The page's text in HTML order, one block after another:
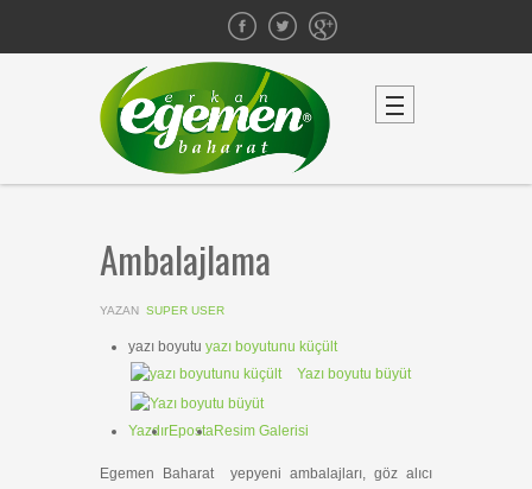
Ambalajlama
YAZAN SUPER USER
yazı boyutu yazı boyutunu küçült
Yazı boyutu büyüt
YazdırEpostaResim Galerisi
Egemen Baharat yepyeni ambalajları, göz alıcı